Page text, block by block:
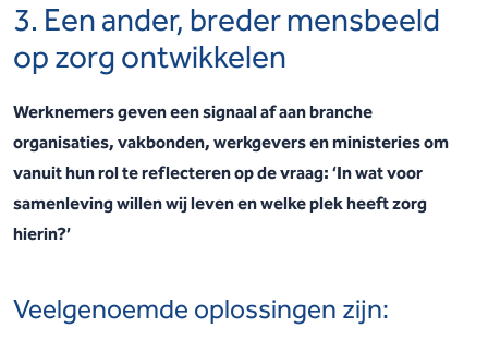
3. Een ander, breder mensbeeld
op zorg ontwikkelen
Werknemers geven een signaal af aan branche
organisaties, vakbonden, werkgevers en ministeriesom
vanuit hun rol te reflecteren op de vraag: ‘In wat voor
samenleving willen wij leven en welkeplek heeft zorg
hierin?’
Veelgenoemde oplossingen zijn: